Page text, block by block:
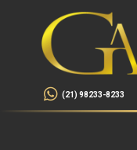
(21) 98233-8233